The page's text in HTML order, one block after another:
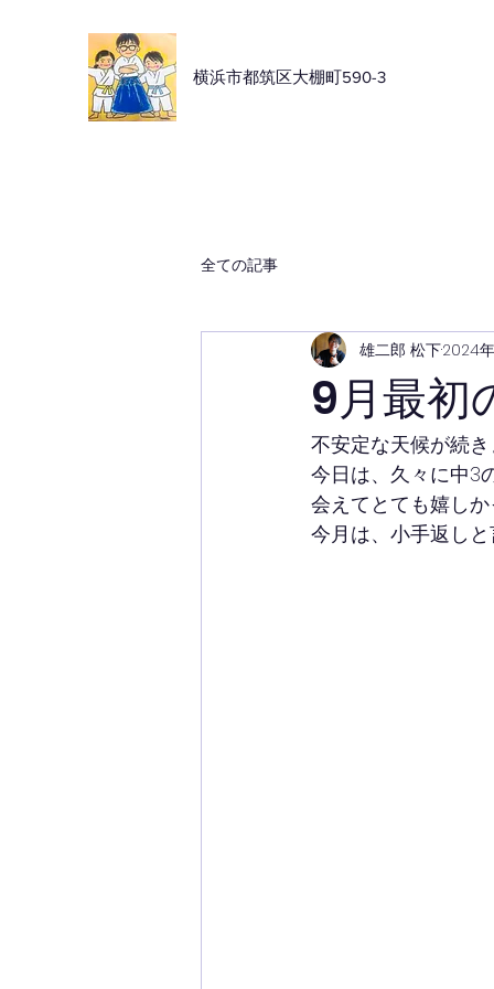
横浜市都筑区大棚町590-3
全ての記事
9月最初
雄二郎 松下2024
不安定な天候が続
今日は、久々に中3
会えてとても嬉し
今月は、小手返し